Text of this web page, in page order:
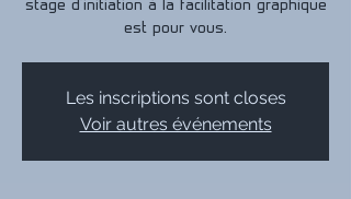
stage d'initiation à la facilitation graphique
est pour vous.
Les inscriptions sont closes
Voir autres événements